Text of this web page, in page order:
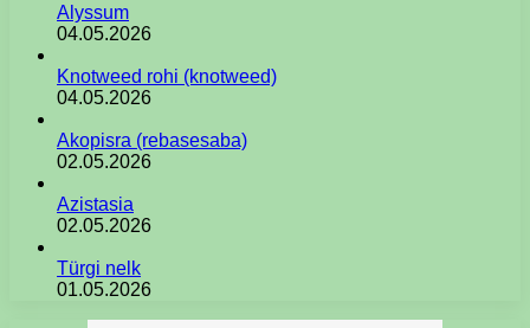
Alyssum
04.05.2026
Knotweed rohi (knotweed)
04.05.2026
Akopisra (rebasesaba)
02.05.2026
Azistasia
02.05.2026
Türgi nelk
01.05.2026